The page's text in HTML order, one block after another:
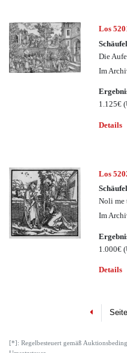
Los
Die
Im
1.125€
Details
Los
Noli me
Im
1.000€
Details
Previous
[*]: Regelbesteuert gemäß